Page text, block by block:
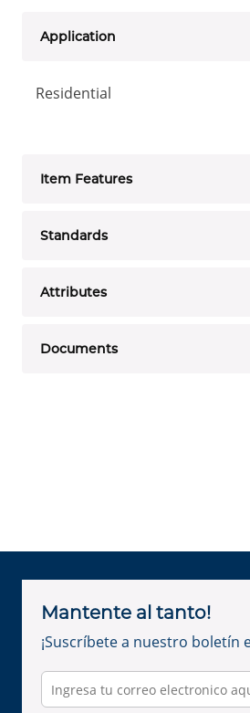
Application
Residential
Item Features
Standards
Attributes
Documents
Mantente al tanto!
¡Suscríbete a nuestro boletín